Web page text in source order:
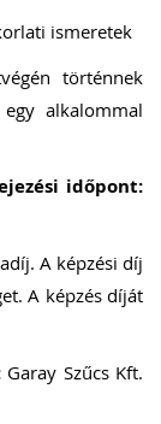
ismeretek
történnek
alkalommal
időpont:
A képzési díj
A képzés díját
Garay Szűcs Kft.